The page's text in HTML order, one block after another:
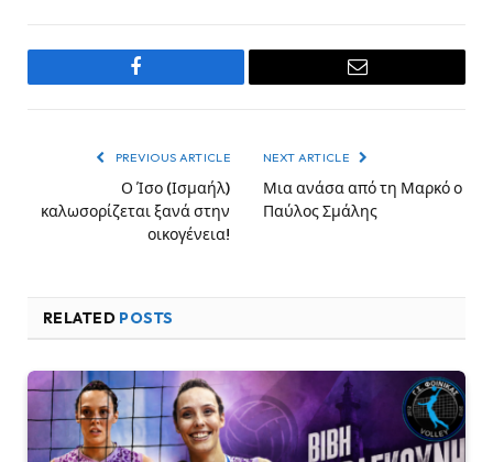
Facebook Email
PREVIOUS ARTICLE
Ο Ίσο (Ισμαήλ)
καλωσορίζεται ξανά στην
οικογένεια!
NEXT ARTICLE
Μια ανάσα από τη Μαρκό ο
Παύλος Σμάλης
RELATED POSTS